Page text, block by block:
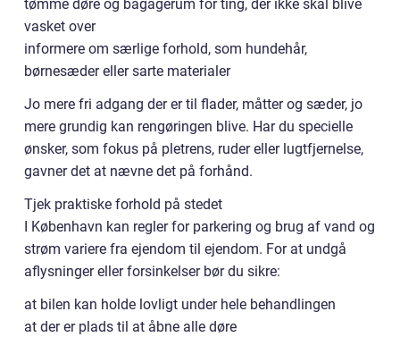
tømme døre og bagagerum for ting, der ikke skal blive
vasket over
informere om særlige forhold, som hundehår,
børnesæder eller sarte materialer
Jo mere fri adgang der er til flader, måtter og sæder, jo
mere grundig kan rengøringen blive. Har du specielle
ønsker, som fokus på pletrens, ruder eller lugtfjernelse,
gavner det at nævne det på forhånd.
Tjek praktiske forhold på stedet
I København kan regler for parkering og brug af vand og
strøm variere fra ejendom til ejendom. For at undgå
aflysninger eller forsinkelser bør du sikre:
at bilen kan holde lovligt under hele behandlingen
at der er plads til at åbne alle døre